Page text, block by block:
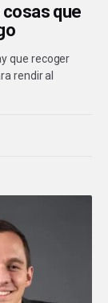
que
que recoger
rendir al